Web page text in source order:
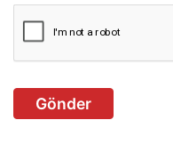
Gönder